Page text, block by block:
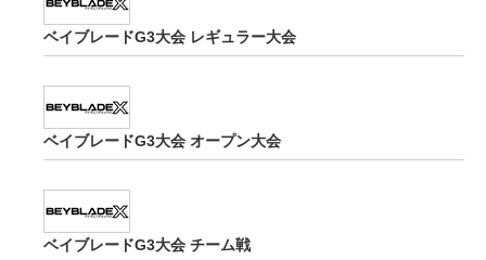
ベイブレードG3大会 レギュラー大会
ベイブレードG3大会 オープン大会
ベイブレードG3大会 チーム戦